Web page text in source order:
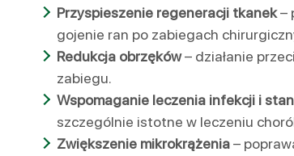
Przyspieszenie regeneracji tkanek–
gojenie ran po zabiegach
Redukcja obrzęków– działanie
zabiegu.
Wspomaganie leczenia infekcji i
szczególnie istotne w leczeniu
Zwiększenie mikrokrążenia–